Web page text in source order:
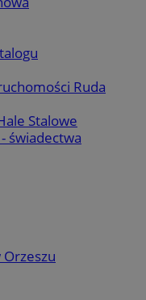
Ruda
Stalowe
świadectwa
Orzeszu